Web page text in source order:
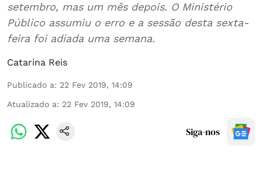
setembro, mas um mês depois. O Ministério
Público assumiu o erro e a sessão desta sexta-
feira foi adiada uma semana.
Catarina Reis
Publicado a: 22 Fev 2019, 14:09
Atualizado a: 22 Fev 2019, 14:09
Siga-nos